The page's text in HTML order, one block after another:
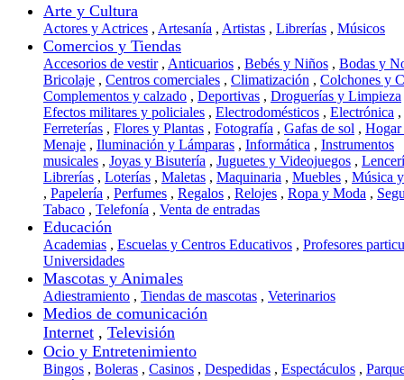
Arte y Cultura
Actores y Actrices , Artesanía , Artistas , Librerías , Músicos
Comercios y Tiendas
Accesorios de vestir, Anticuarios , Bebés y Niños , Bodas y
Bricolaje , Centros comerciales , Climatización , Colchones y
Complementos y calzado , Deportivas , Droguerías y Limpieza
Efectos militares y policiales , Electrodomésticos , Electrónica ,
Ferreterías , Flores y Plantas , Fotografía , Gafas de sol ,
Menaje , Iluminación y Lámparas , Informática , Instrumentos
musicales , Joyas y Bisutería , Juguetes y Videojuegos ,
Librerías , Loterías , Maletas , Maquinaria , Muebles , Música
, Papelería , Perfumes , Regalos , Relojes , Ropa y Moda ,
Tabaco , Telefonía , Venta de entradas
Educación
Academias , Escuelas y Centros Educativos , Profesores
Universidades
Mascotas y Animales
Adiestramiento , Tiendas de mascotas , Veterinarios
Medios de comunicación
Internet , Televisión
Ocio y Entretenimiento
Bingos , Boleras , Casinos , Despedidas , Espectáculos ,